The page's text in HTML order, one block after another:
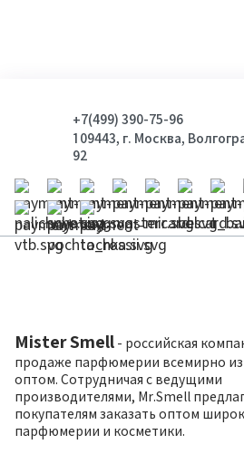
+7(499) 390-75-96
109443, г. Москва,
92
Mister Smell - российская
продаже парфюмерии всемирно
оптом. Сотрудничая с ведущими
производителями, Mr.Smell
покупателям заказать оптом
парфюмерии и косметики.